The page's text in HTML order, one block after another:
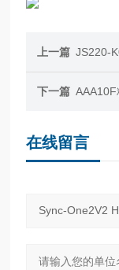
上一篇 JS220-
下一篇
在线留言